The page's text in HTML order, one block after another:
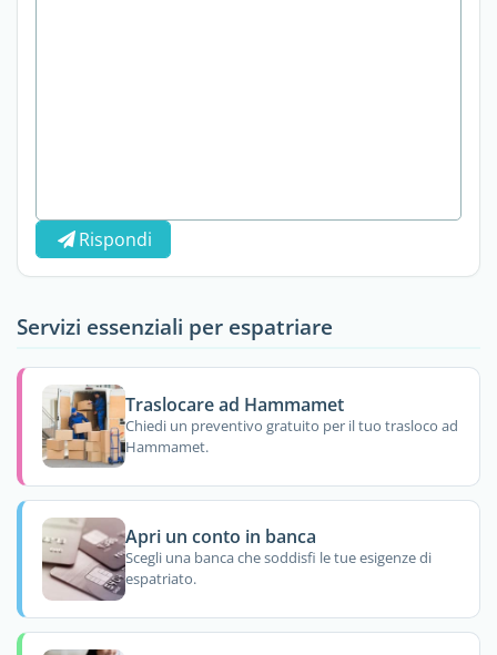
Rispondi
Servizi essenziali per espatriare
Traslocare ad Hammamet
Chiedi un preventivo gratuito per il tuo trasloco ad
Hammamet.
Apri un conto in banca
Scegli una banca che soddisfi le tue esigenze di
espatriato.